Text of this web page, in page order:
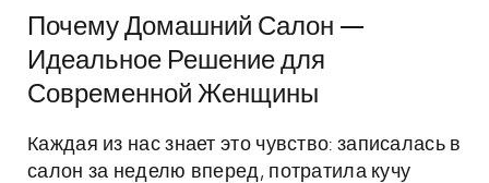
Почему Домашний Салон —
Идеальное Решение для
Современной Женщины
Каждая из нас знает это чувство: записалась в
салон за неделю вперед, потратила кучу